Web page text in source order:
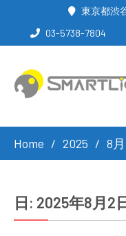
東京都渋
03-5738-7804
Home 2025 8月
日: 2025年8月2